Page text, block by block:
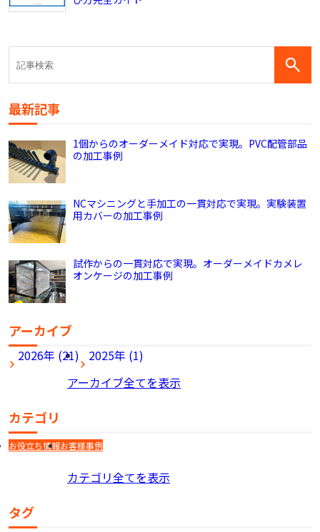
最新記事
1個からのオーダーメイド対応で実現。PVC配管部品
の加工事例
NCマシニングと手加工の一貫対応で実現。実験装置
用カバーの加工事例
試作からの一貫対応で実現。オーダーメイドカメレ
オンケージの加工事例
アーカイブ
2026年 (21)
2025年 (1)
アーカイブ全てを表示
カテゴリ
お役立ち情報お客様事例
カテゴリ全てを表示
タグ